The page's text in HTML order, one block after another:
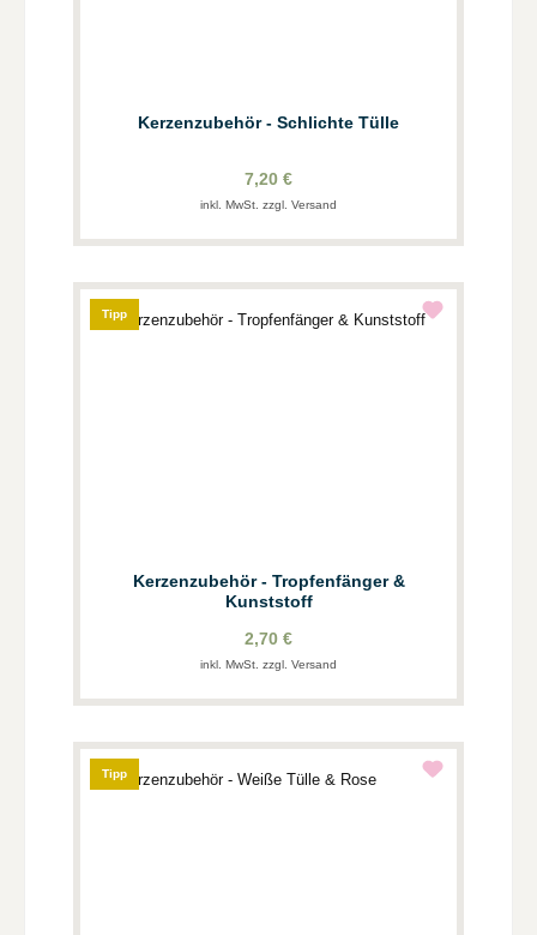
Kerzenzubehör - Schlichte Tülle
7,20 €
inkl. MwSt. zzgl. Versand
Tipp
Kerzenzubehör - Tropfenfänger &
Kunststoff
2,70 €
inkl. MwSt. zzgl. Versand
Tipp